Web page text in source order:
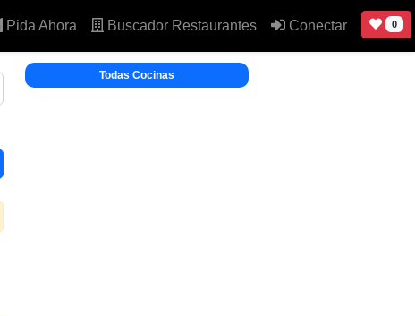
Pida Ahora Buscador Restaurantes Conectar 0
Todas Cocinas